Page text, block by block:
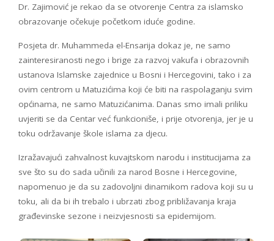
Dr. Zajimović je rekao da se otvorenje Centra za islamsko
obrazovanje očekuje početkom iduće godine.
Posjeta dr. Muhammeda el-Ensarija dokaz je, ne samo
zainteresiranosti nego i brige za razvoj vakufa i obrazovnih
ustanova Islamske zajednice u Bosni i Hercegovini, tako i za
ovim centrom u Matuzićima koji će biti na raspolaganju svim
općinama, ne samo Matuzićanima. Danas smo imali priliku
uvjeriti se da Centar već funkcioniše, i prije otvorenja, jer je u
toku održavanje škole islama za djecu.
Izražavajući zahvalnost kuvajtskom narodu i institucijama za
sve što su do sada učinili za narod Bosne i Hercegovine,
napomenuo je da su zadovoljni dinamikom radova koji su u
toku, ali da bi ih trebalo i ubrzati zbog približavanja kraja
građevinske sezone i neizvjesnosti sa epidemijom.